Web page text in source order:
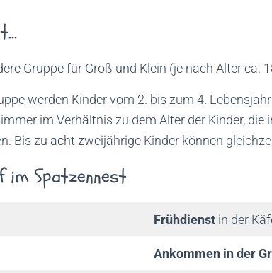
Gruppe für Groß und Klein (je nach Alter ca.
werden Kinder vom 2. bis zum 4.
im Verhältnis zu dem Alter der Kinder, die
Bis zu acht zweijährige Kinder können
im Spatzennest
Frühdienst in der
Ankommen in der